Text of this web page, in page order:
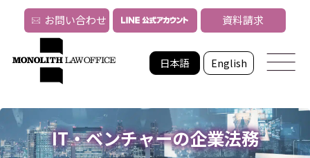
日本語 English
お問い合わせ 資料請求
IT・ベンチャーの企業法務